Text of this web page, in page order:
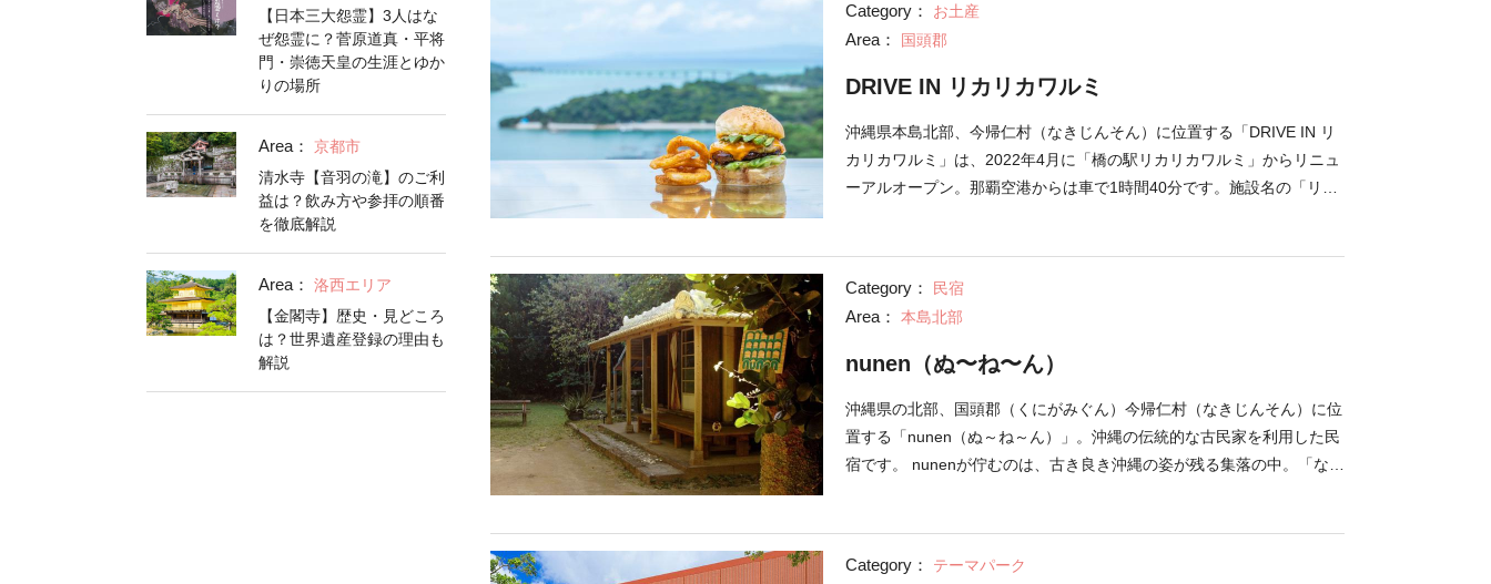
【日本三大怨霊】3人はな
ぜ怨霊に？菅原道真・平将
門・崇徳天皇の生涯とゆか
りの場所
Area：
京都市
清水寺【音羽の滝】のご利
益は？飲み方や参拝の順番
を徹底解説
Area：
洛西エリア
【金閣寺】歴史・見どころ
は？世界遺産登録の理由も
解説
り、アクセスが便利なティーヌ浜。駐車場から浜辺までの道は坂道や岩
場などで足元が悪いところがあるので、ご注意くださいね。
Category： お土産
Area： 国頭郡
DRIVE IN リカリカワルミ
沖縄県本島北部、今帰仁村（なきじんそん）に位置する「DRIVE IN リ
カリカワルミ」は、2022年4月に「橋の駅リカリカワルミ」からリニュ
ーアルオープン。那覇空港からは車で1時間40分です。施設名の「リカ
ーショップ「NAKIJIN BURGER」と、沖縄ならではのお菓子やドリン
クを販売するみやげ物ショップ「AMESOKOストア」の2店舗で営業中
（2022年12月時点）。 「NAKIJIN BURGER」では、ビーフパティに
チェダーチーズ・パイナップル・ アボカドなどを合わせた「トロピカ
ルバーガー」や、三枚肉のラフテーに目玉焼き・キャベツ・今帰仁村の
黒糖しょうがソースなどを合わせた「ラフテー・タマゴバーガー」など
がテイクアウトできますよ。テイクアウトしたハンバーガーは、海の見
を使ったタコライスソース、今帰仁村内で昔ながらの製法で作られてい
Category： 民宿
Area： 本島北部
nunen（ぬ〜ね〜ん）
沖縄県の北部、国頭郡（くにがみぐん）今帰仁村（なきじんそん）に位
置する「nunen（ぬ～ね～ん）」。沖縄の伝統的な古民家を利用した民
宿です。 nunenが佇むのは、古き良き沖縄の姿が残る集落の中。「なに
シャワールームなどもあり、自然にあふれた沖縄の地で暮らすかのよう
Category： テーマパーク